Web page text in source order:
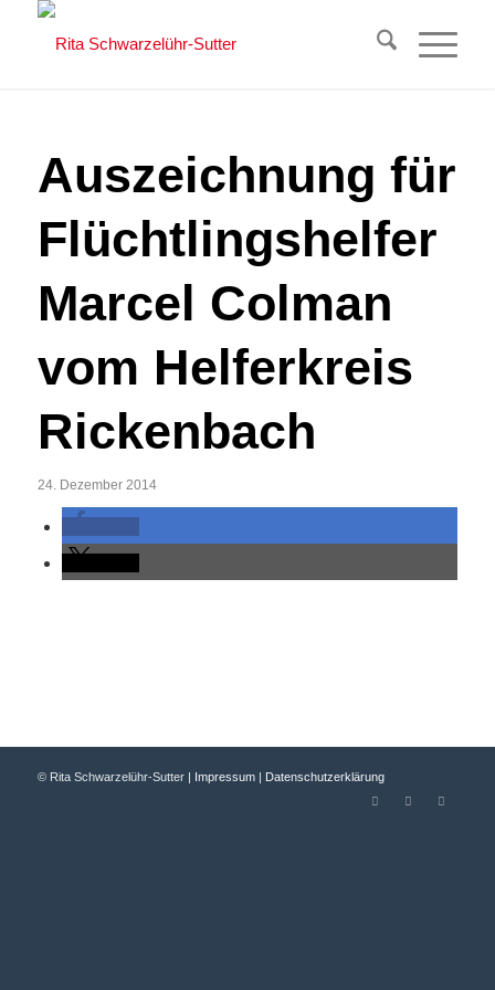
Auszeichnung für
Flüchtlingshelfer
Marcel Colman
vom Helferkreis
Rickenbach
24. Dezember 2014
© Rita Schwarzelühr-Sutter | Impressum| Datenschutzerklärung